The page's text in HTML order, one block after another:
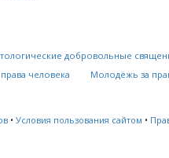
добровольные
человека
Молодёжь за
• Условия пользования сайтом •